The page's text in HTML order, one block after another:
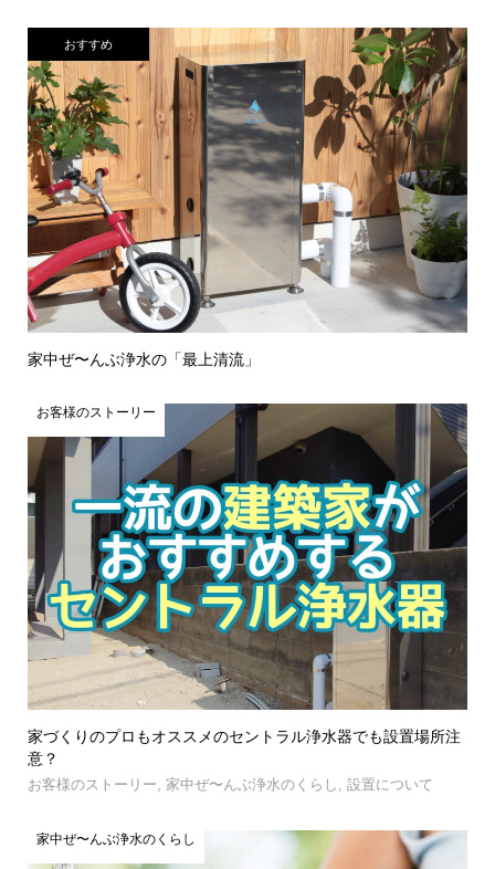
おすすめ
家中ぜ〜んぶ浄水の「最上清流」
お客様のストーリー
家づくりのプロもオススメのセントラル浄水器でも設置場所注
意？
お客様のストーリー, 家中ぜ〜んぶ浄水のくらし , 設置について
家中ぜ〜んぶ浄水のくらし